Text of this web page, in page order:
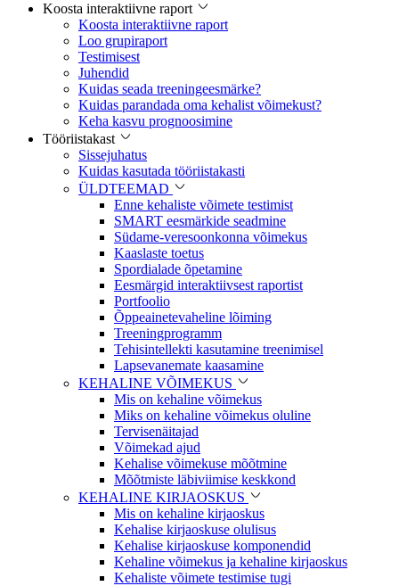
Koosta interaktiivne raport
Koosta interaktiivne raport
Loo grupiraport
Testimisest
Juhendid
Kuidas seada treeningeesmärke?
Kuidas parandada oma kehalist võimekust?
Keha kasvu prognoosimine
Tööriistakast
Sissejuhatus
Kuidas kasutada tööriistakasti
ÜLDTEEMAD
Enne kehaliste võimete testimist
SMART eesmärkide seadmine
Südame-veresoonkonna võimekus
Kaaslaste toetus
Spordialade õpetamine
Eesmärgid interaktiivsest raportist
Portfoolio
Õppeainetevaheline lõiming
Treeningprogramm
Tehisintellekti kasutamine treenimisel
Lapsevanemate kaasamine
KEHALINE VÕIMEKUS
Mis on kehaline võimekus
Miks on kehaline võimekus oluline
Tervisenäitajad
Võimekad ajud
Kehalise võimekuse mõõtmine
Mõõtmiste läbiviimise keskkond
KEHALINE KIRJAOSKUS
Mis on kehaline kirjaoskus
Kehalise kirjaoskuse olulisus
Kehalise kirjaoskuse komponendid
Kehaline võimekus ja kehaline kirjaoskus
Kehaliste võimete testimise tugi